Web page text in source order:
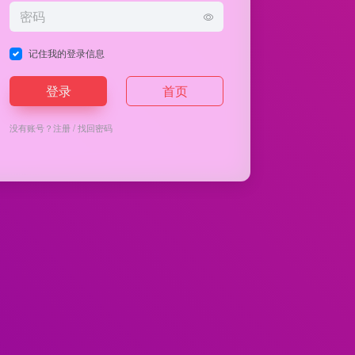
记住我的登录信息
登录 首页
没有账号？注册/找回密码